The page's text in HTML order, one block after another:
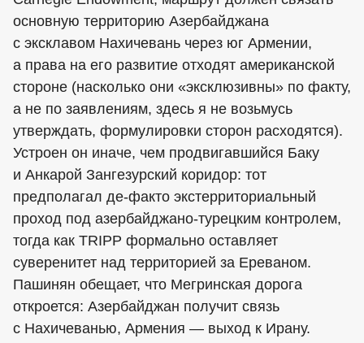
основную территорию Азербайджана
с эксклавом Нахичевань через юг Армении,
а права на его развитие отходят американской
стороне (насколько они «эксклюзивны» по факту,
а не по заявлениям, здесь я не возьмусь
утверждать, формулировки сторон расходятся).
Устроен он иначе, чем продвигавшийся Баку
и Анкарой Зангезурский коридор: тот
предполагал де-факто экстерриториальный
проход под азербайджано-турецким контролем,
тогда как TRIPP формально оставляет
суверенитет над территорией за Ереваном.
Пашинян обещает, что Мегринская дорога
откроется: Азербайджан получит связь
с Нахичеванью, Армения — выход к Ирану.